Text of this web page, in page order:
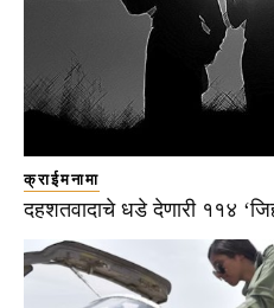
क्राईमनामा
दहशतवादाचे धडे देणारी ११४